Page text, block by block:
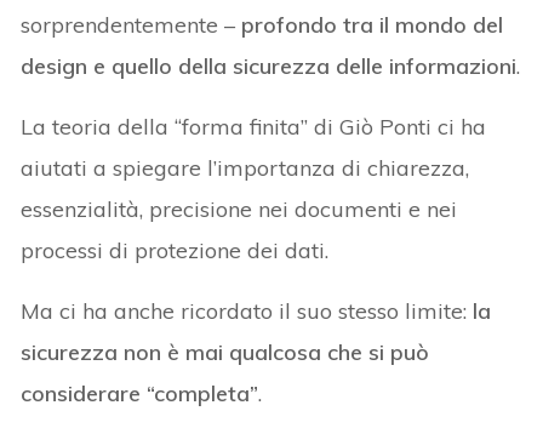
sorprendentemente – profondo tra il mondo del
design e quello della sicurezza delle informazioni.
La teoria della “forma finita” di Giò Ponti ci ha
aiutati a spiegare l’importanza di chiarezza,
essenzialità, precisione nei documenti e nei
processi di protezione dei dati.
Ma ci ha anche ricordato il suo stesso limite: la
sicurezza non è mai qualcosa che si può
considerare “completa”.